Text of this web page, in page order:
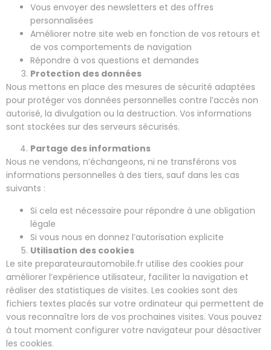
Vous envoyer des newsletters et des offres
personnalisées
Améliorer notre site web en fonction de vos retours et
de vos comportements de navigation
Répondre à vos questions et demandes
Protection des données
Nous mettons en place des mesures de sécurité adaptées
pour protéger vos données personnelles contre l’accès non
autorisé, la divulgation ou la destruction. Vos informations
sont stockées sur des serveurs sécurisés.
Partage des informations
Nous ne vendons, n’échangeons, ni ne transférons vos
informations personnelles à des tiers, sauf dans les cas
suivants :
Si cela est nécessaire pour répondre à une obligation
légale
Si vous nous en donnez l’autorisation explicite
Utilisation des cookies
Le site preparateurautomobile.fr utilise des cookies pour
améliorer l’expérience utilisateur, faciliter la navigation et
réaliser des statistiques de visites. Les cookies sont des
fichiers textes placés sur votre ordinateur qui permettent de
vous reconnaître lors de vos prochaines visites. Vous pouvez
à tout moment configurer votre navigateur pour désactiver
les cookies.